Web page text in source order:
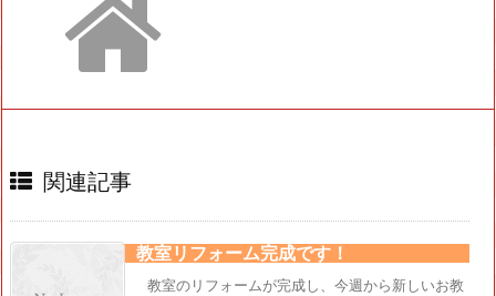
関連記事
教室リフォーム完成です！
教室のリフォームが完成し、今週から新しいお教